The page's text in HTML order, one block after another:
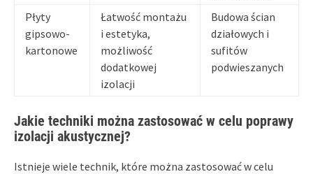
Płyty
gipsowo-
kartonowe
Łatwość montażu
i estetyka,
możliwość
dodatkowej
izolacji
Budowa ścian
działowych i
sufitów
podwieszanych
Jakie techniki można zastosować w celu poprawy
izolacji akustycznej?
Istnieje wiele technik, które można zastosować w celu